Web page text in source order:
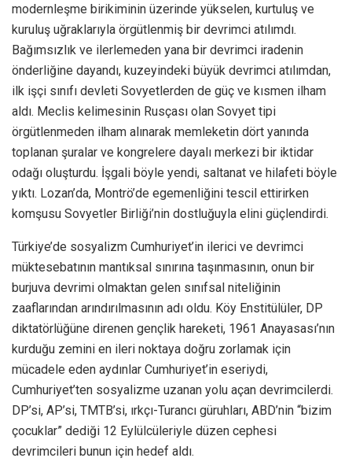
modernleşme birikiminin üzerinde yükselen, kurtuluş ve
kuruluş uğraklarıyla örgütlenmiş bir devrimci atılımdı.
Bağımsızlık ve ilerlemeden yana bir devrimci iradenin
önderliğine dayandı, kuzeyindeki büyük devrimci atılımdan,
ilk işçi sınıfı devleti Sovyetlerden de güç ve kısmen ilham
aldı. Meclis kelimesinin Rusçası olan Sovyet tipi
örgütlenmeden ilham alınarak memleketin dört yanında
toplanan şuralar ve kongrelere dayalı merkezi bir iktidar
odağı oluşturdu. İşgali böyle yendi, saltanat ve hilafeti böyle
yıktı. Lozan’da, Montrö’de egemenliğini tescil ettirirken
komşusu Sovyetler Birliği’nin dostluğuyla elini güçlendirdi.
Türkiye’de sosyalizm Cumhuriyet’in ilerici ve devrimci
müktesebatının mantıksal sınırına taşınmasının, onun bir
burjuva devrimi olmaktan gelen sınıfsal niteliğinin
zaaflarından arındırılmasının adı oldu. Köy Enstitülüler, DP
diktatörlüğüne direnen gençlik hareketi, 1961 Anayasası’nın
kurduğu zemini en ileri noktaya doğru zorlamak için
mücadele eden aydınlar Cumhuriyet’in eseriydi,
Cumhuriyet’ten sosyalizme uzanan yolu açan devrimcilerdi.
DP’si, AP’si, TMTB’si, ırkçı-Turancı güruhları, ABD’nin “bizim
çocuklar” dediği 12 Eylülcüleriyle düzen cephesi
devrimcileri bunun için hedef aldı.